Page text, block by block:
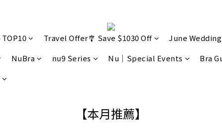
Travel Offer🎐 Save $1030 Off June
NuBra
nu9 Series Nu｜Special Events Bra
【本月推薦】